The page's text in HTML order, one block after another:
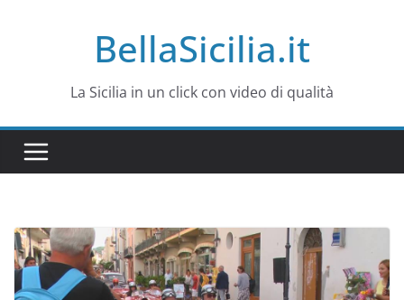
BellaSicilia.it
La Sicilia in un click con video di qualità